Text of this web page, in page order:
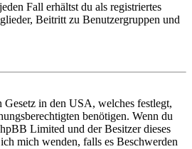
Fall erhältst du als registriertes
Beitritt zu Benutzergruppen und
in den USA, welches festlegt,
benötigen. Wenn du
Limited und der Besitzer dieses
mich wenden, falls es Beschwerden